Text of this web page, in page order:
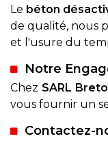
Le béton
de qualité, nous
et l'usure du
Notre
Chez SARL
vous fournir un
Contactez-